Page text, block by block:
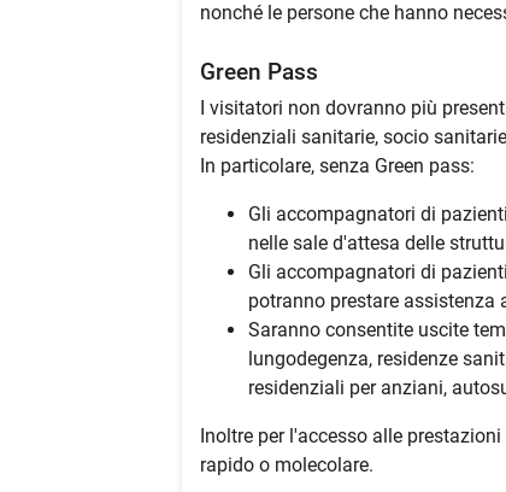
nonché le persone che hanno
Green Pass
I visitatori non dovranno più
residenziali sanitarie, socio
In particolare, senza Green pass:
Gli accompagnatori di
nelle sale d'attesa delle
Gli accompagnatori di
potranno prestare assistenza
Saranno consentite uscite
lungodegenza, residenze
residenziali per anziani,
Inoltre per l'accesso alle
rapido o molecolare.